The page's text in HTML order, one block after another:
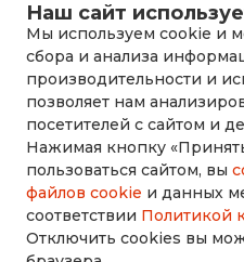
Наш сайт
Мы используем cookie и
сбора и анализа
производительности и
позволяет нам
посетителей с сайтом и
Нажимая кнопку
пользоваться сайтом, вы
файлов cookie и данных
соответствии Политикой
Отключить cookies вы